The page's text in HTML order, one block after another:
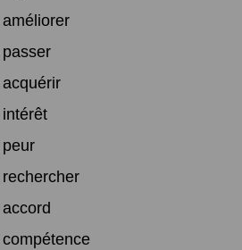
améliorer
passer
acquérir
intérêt
peur
rechercher
accord
compétence